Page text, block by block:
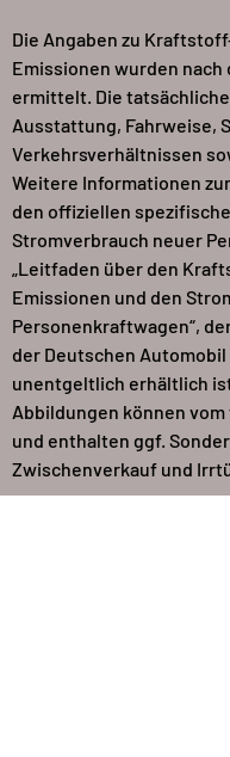
Die Angaben zu
Emissionen wurden nach
ermittelt. Die
Ausstattung, Fahrweise,
Verkehrsverhältnissen
Weitere Informationen
den offiziellen
Stromverbrauch neuer
„Leitfaden über den
Emissionen und den
Personenkraftwagen“,
der Deutschen
unentgeltlich erhältlich
Abbildungen können
und enthalten ggf.
Zwischenverkauf und